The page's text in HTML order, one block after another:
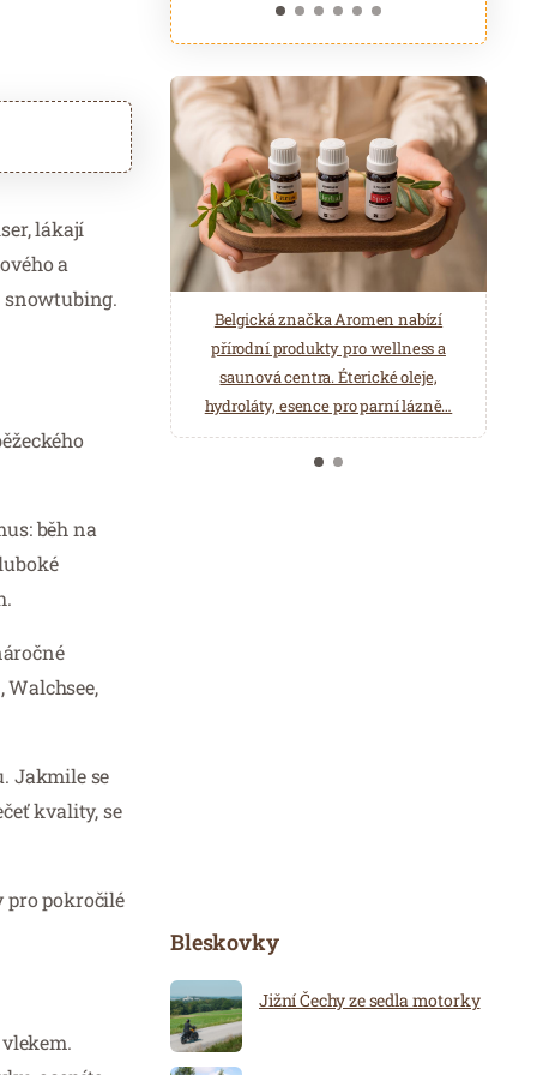
lákají
a
snowtubing.
běh na
Jakmile se
kvality, se
pro pokročilé
Belgická značka Aromen nabízí
přírodní produkty pro wellness a
saunová centra. Éterické oleje,
hydroláty, esence pro parní lázně…
ASTORIA Hotel & Medical Spa je
poskytovatelem lázeňské léčebně
rehabilitační péče. Odpočiňte si ve
Wellness a Balneo centru.
Bleskovky
Jižní Čechy ze sedla motorky